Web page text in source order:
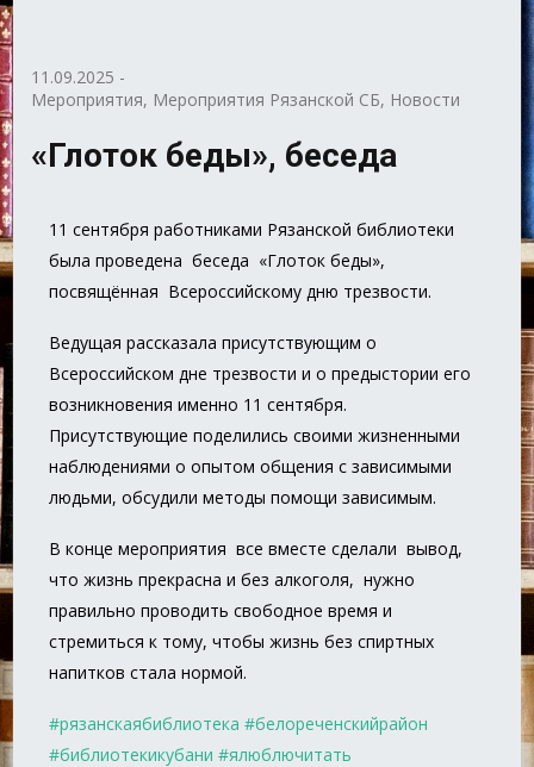
11.09.2025 -
Мероприятия, Мероприятия Рязанской СБ, Новости
«Глоток беды», беседа
11 сентября работниками Рязанской библиотеки
была проведена беседа «Глоток беды»,
посвящённая Всероссийскому дню трезвости.
Ведущая рассказала присутствующим о
Всероссийском дне трезвости и о предыстории его
возникновения именно 11 сентября.
Присутствующие поделились своими жизненными
наблюдениями о опытом общения с зависимыми
людьми, обсудили методы помощи зависимым.
В конце мероприятия все вместе сделали вывод,
что жизнь прекрасна и без алкоголя, нужно
правильно проводить свободное время и
стремиться к тому, чтобы жизнь без спиртных
напитков стала нормой.
#рязанскаябиблиотека #белореченскийрайон
#библиотекикубани #ялюблючитать